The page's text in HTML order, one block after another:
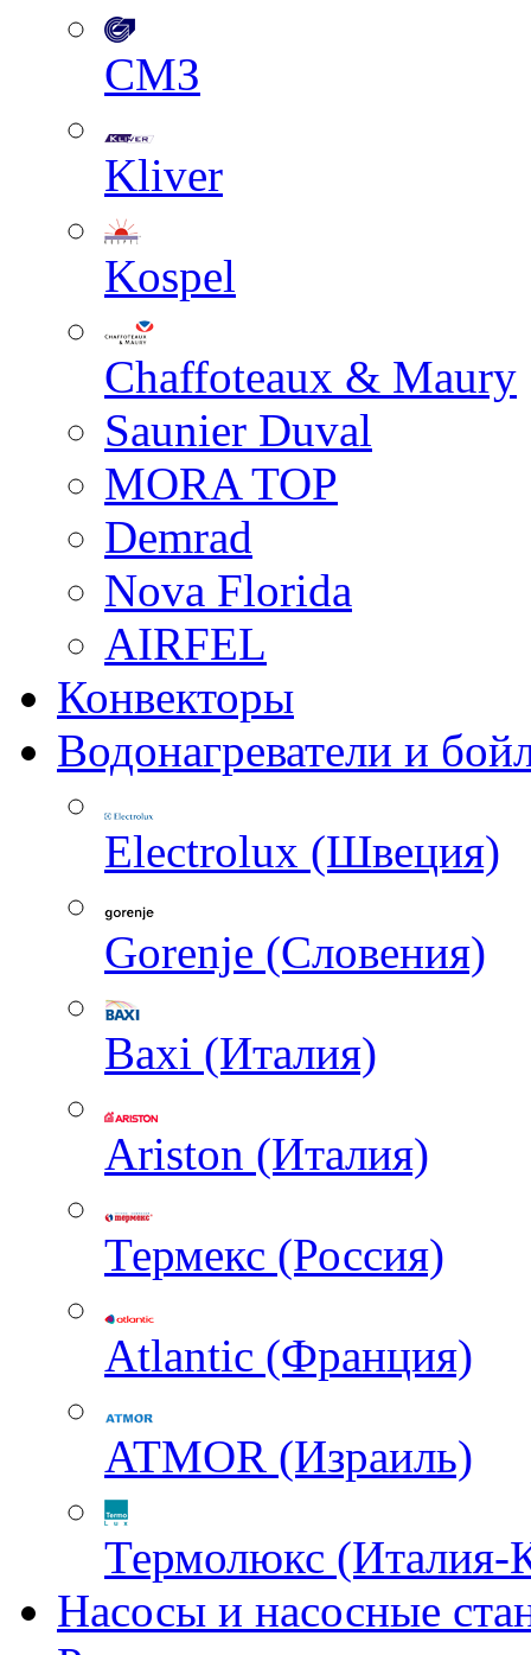
СМЗ
Kliver
Kospel
Chaffoteaux & Maury
Saunier Duval
MORA TOP
Demrad
Nova Florida
AIRFEL
Конвекторы
Водонагреватели и
Electrolux (Швеция)
Gorenje (Словения)
Baxi (Италия)
Ariston (Италия)
Термекс (Россия)
Atlantic (Франция)
ATMOR (Израиль)
Термолюкс (Италия-
Насосы и насосные